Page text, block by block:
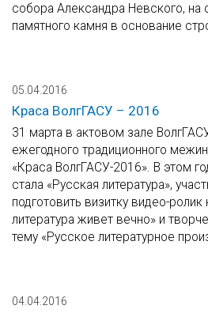
собора Александра Невского, на
памятного камня в основание
05.04.2016
Краса ВолгГАСУ – 2016
31 марта в актовом зале
ежегодного традиционного
«Краса ВолгГАСУ-2016». В этом
стала «Русская литература»,
подготовить визитку видео-ролик
литература живет вечно» и
тему «Русское литературное
04.04.2016